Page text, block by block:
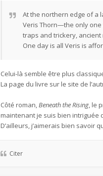
At the northern edge of a
​Veris Thorn—the only
traps and trickery,
One day is all Veris is
Celui-là semble être plus
La page du livre sur le site de
Côté roman,Beneath the Rising, le
maintenant je suis bien intriguée
D’ailleurs, j’aimerais bien savoir
Citer